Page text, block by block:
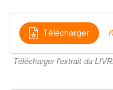
Télécharger
Télécharger l'extrait du